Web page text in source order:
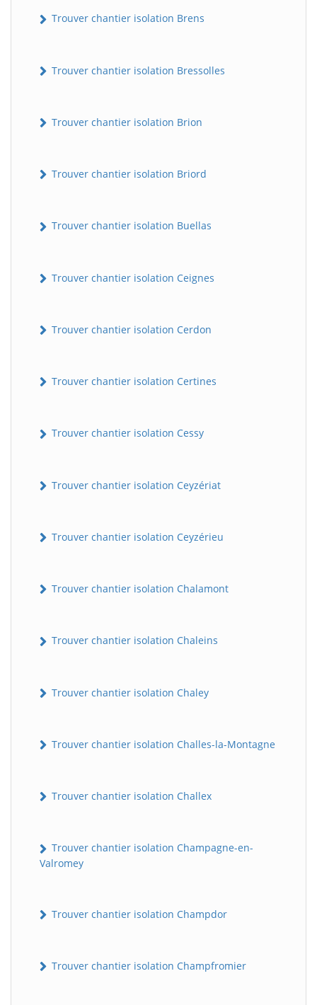
Trouver chantier isolation Brens
Trouver chantier isolation Bressolles
Trouver chantier isolation Brion
Trouver chantier isolation Briord
Trouver chantier isolation Buellas
Trouver chantier isolation Ceignes
Trouver chantier isolation Cerdon
Trouver chantier isolation Certines
Trouver chantier isolation Cessy
Trouver chantier isolation Ceyzériat
Trouver chantier isolation Ceyzérieu
Trouver chantier isolation Chalamont
Trouver chantier isolation Chaleins
Trouver chantier isolation Chaley
Trouver chantier isolation Challes-la-Montagne
Trouver chantier isolation Challex
Trouver chantier isolation Champagne-en-
Valromey
Trouver chantier isolation Champdor
Trouver chantier isolation Champfromier